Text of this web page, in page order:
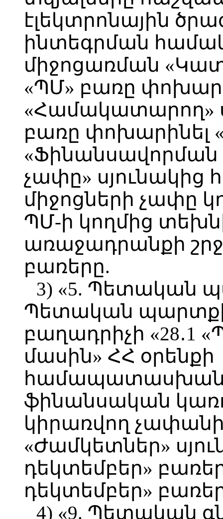
էլեկտրոնային
ինտեգրման
միջոցառման
«ՊՄ» բառը
«Համակատարող»
բառը փոխարինել
«Ֆինանսավորման
չափը» սյունակից
միջոցների չափը
ՊՄ-ի կողմից
առաջադրանքի
բառերը.
3) «5. Պետական
Պետական
բաղադրիչի
մասին» ՀՀ օրենքի
ֆինանսական
կիրառվող
«Ժամկետներ»
դեկտեմբեր»
դեկտեմբեր»
4) «9. Պետական